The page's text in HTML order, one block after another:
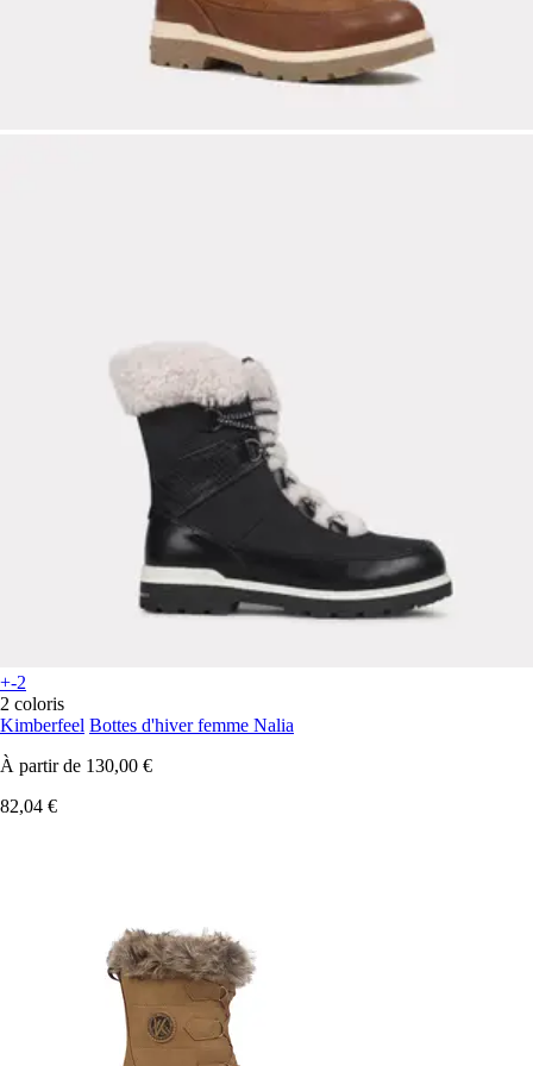
+-2
2 coloris
Kimberfeel Bottes d'hiver femme Nalia
À partir de 130,00 €
82,04 €